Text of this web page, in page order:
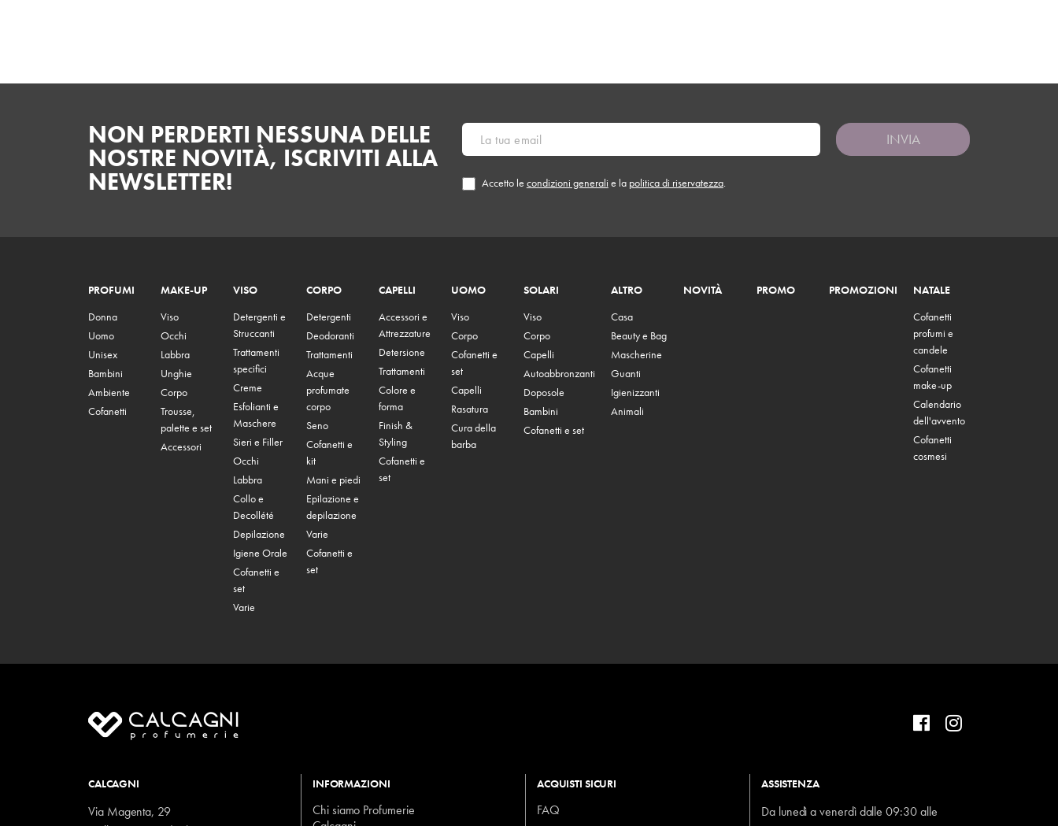
NON PERDERTI NESSUNA DELLE
NOSTRE NOVITÀ, ISCRIVITI ALLA
NEWSLETTER! Accetto le condizioni generali e la politica di riservatezza.
INVIA
PROFUMI
Donna
Uomo
Unisex
Bambini
Ambiente
Cofanetti
MAKE-UP
Viso
Occhi
Labbra
Unghie
Corpo
Trousse,
palette e set
Accessori
VISO
Detergenti e
Struccanti
Trattamenti
specifici
Creme
Esfolianti e
Maschere
Sieri e Filler
Occhi
Labbra
Collo e
Decollété
Depilazione
Igiene Orale
Cofanetti e
set
Varie
CORPO
Detergenti
Deodoranti
Trattamenti
Acque
profumate
corpo
Seno
Cofanetti e
kit
Mani e piedi
Epilazione e
depilazione
Varie
Cofanetti e
set
CAPELLI
Accessori e
Attrezzature
Detersione
Trattamenti
Colore e
forma
Finish &
Styling
Cofanetti e
set
UOMO
Viso
Corpo
Cofanetti e
set
Capelli
Rasatura
Cura della
barba
SOLARI
Viso
Corpo
Capelli
Autoabbronzanti
Doposole
Bambini
Cofanetti e set
ALTRO
Casa
Beauty e Bag
Mascherine
Guanti
Igienizzanti
Animali
NOVITÀ PROMO PROMOZIONI
NATALE
Cofanetti
profumi e
candele
Cofanetti
make-up
Calendario
dell'avvento
Cofanetti
cosmesi
CALCAGNI
Via Magenta, 29
INFORMAZIONI
Chi siamo Profumerie
ACQUISTI SICURI
FAQ
ASSISTENZA
Da lunedì a venerdì dalle 09:30 alle